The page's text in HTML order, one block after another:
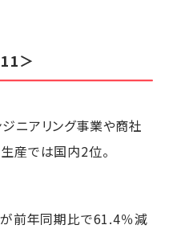
＞
ニアリング事業や商社
産では国内2位。
前年同期比で61.4％減